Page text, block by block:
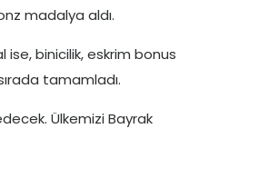
madalya aldı.
ise, binicilik, eskrim bonus
tamamladı.
Ülkemizi Bayrak